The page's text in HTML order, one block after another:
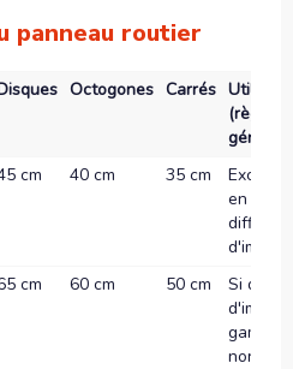
panneau routier
Octogones Carrés
(règle
cm 40 cm 35 cm
en ville
cm 60 cm 50 cm
Si
gamme
normale